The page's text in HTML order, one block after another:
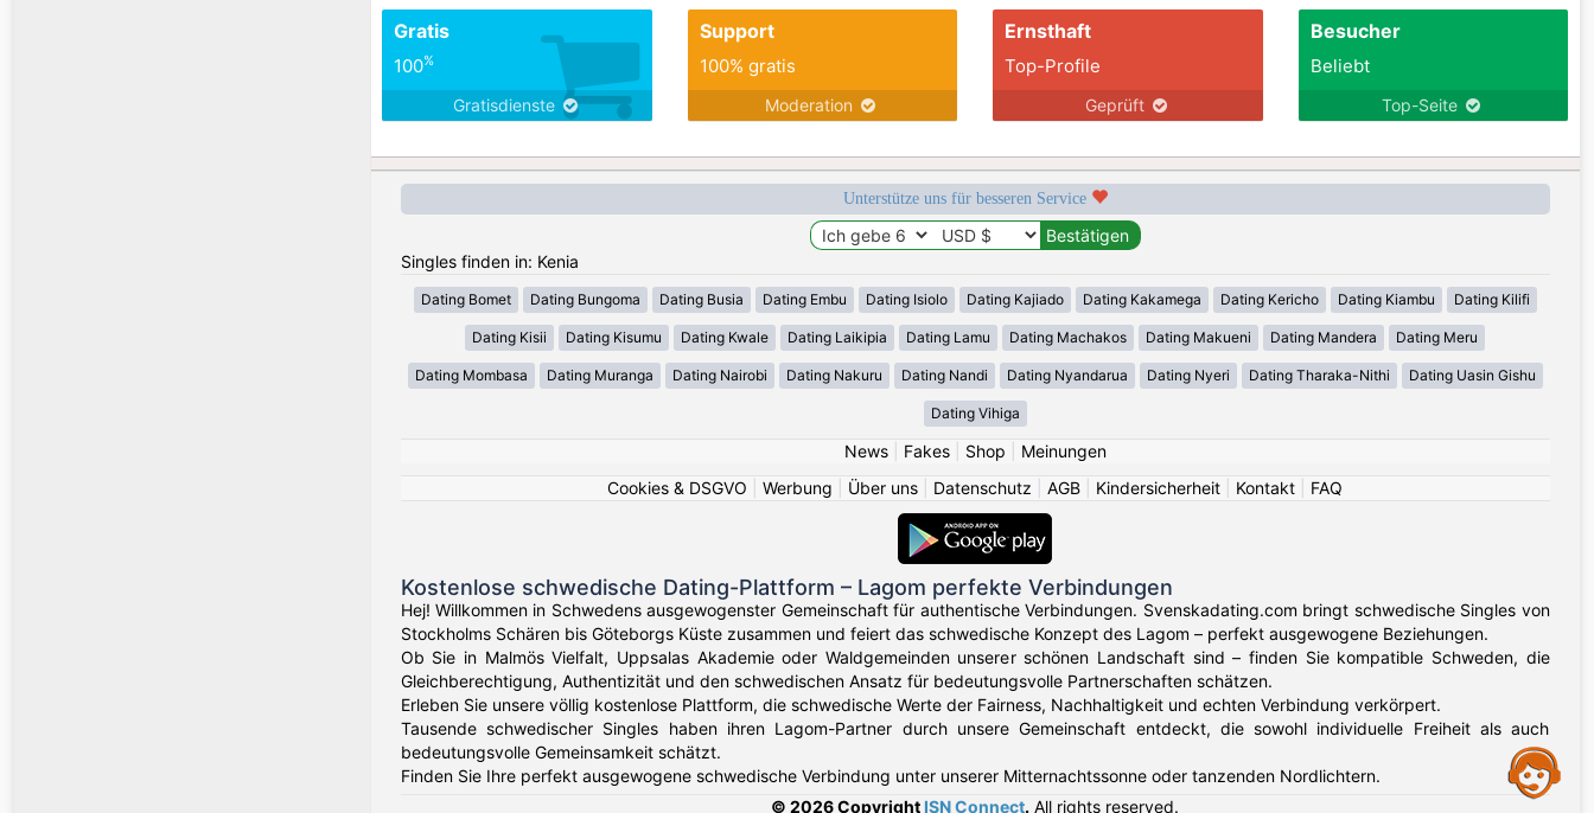
Gratis
100%
Gratisdienste
Support
100% gratis
Moderation
Ernsthaft
Top-Profile
Geprüft
Besucher
Beliebt
Top-Seite
Unterstütze uns für besseren Service
Singles finden in: Kenia
Dating Bomet Dating Bungoma Dating Busia Dating Embu Dating Isiolo Dating Kajiado Dating Kakamega Dating Kericho Dating Kiambu Dating Kilifi
Dating Kisii Dating Kisumu Dating Kwale Dating Laikipia Dating Lamu Dating Machakos Dating Makueni Dating Mandera Dating Meru
Dating Mombasa Dating Muranga Dating Nairobi Dating Nakuru Dating Nandi Dating Nyandarua Dating Nyeri Dating Tharaka-Nithi Dating Uasin Gishu
Dating Vihiga
News| Fakes| Shop
Meinungen
Cookies & DSGVO
Werbung Über uns Datenschutz AGB Kindersicherheit Kontakt FAQ
Kostenlose schwedische Dating-Plattform – Lagom perfekte Verbindungen
Hej! Willkommen in Schwedens ausgewogenster Gemeinschaft für authentische Verbindungen. Svenskadating.com bringt schwedische Singles von
Stockholms Schären bis Göteborgs Küste zusammen und feiert das schwedische Konzept des Lagom – perfekt ausgewogene Beziehungen.
Ob Sie in Malmös Vielfalt, Uppsalas Akademie oder Waldgemeinden unserer schönen Landschaft sind – finden Sie kompatible Schweden, die
Gleichberechtigung, Authentizität und den schwedischen Ansatz für bedeutungsvolle Partnerschaften schätzen.
Erleben Sie unsere völlig kostenlose Plattform, die schwedische Werte der Fairness, Nachhaltigkeit und echten Verbindung verkörpert.
Tausende schwedischer Singles haben ihren Lagom-Partner durch unsere Gemeinschaft entdeckt, die sowohl individuelle Freiheit als auch
bedeutungsvolle Gemeinsamkeit schätzt.
Finden Sie Ihre perfekt ausgewogene schwedische Verbindung unter unserer Mitternachtssonne oder tanzenden Nordlichtern.
© 2026 Copyright ISN Connect. All rights reserved.